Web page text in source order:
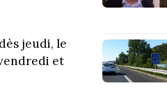
jeudi, le
et